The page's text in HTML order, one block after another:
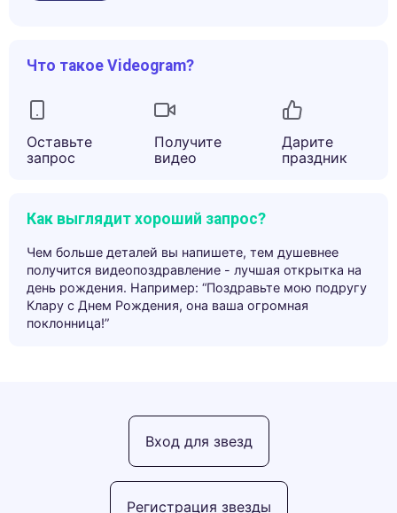
Что такое Videogram?
Оставьте
запрос
Получите
видео
Дарите
праздник
Как выглядит хороший запрос?
Чем больше деталей вы напишете, тем душевнее
получится видеопоздравление - лучшая открытка на
день рождения. Например: “Поздравьте мою подругу
Клару с Днем Рождения, она ваша огромная
поклонница!”
Регистрация звезды
Вход для звезд